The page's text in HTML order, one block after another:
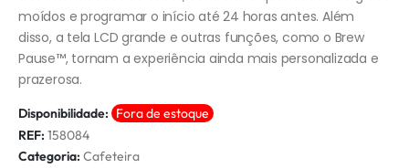
moídos e programar o início até 24 horas antes. Além
disso, a tela LCD grande e outras funções, como o Brew
Pause™, tornam a experiência ainda mais personalizada e
prazerosa.
Disponibilidade: Fora de estoque
REF: 158084
Categoria: Cafeteira